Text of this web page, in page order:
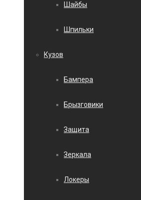
Шайбы
Шпильки
Кузов
Бампера
Брызговики
Защита
Зеркала
Локеры